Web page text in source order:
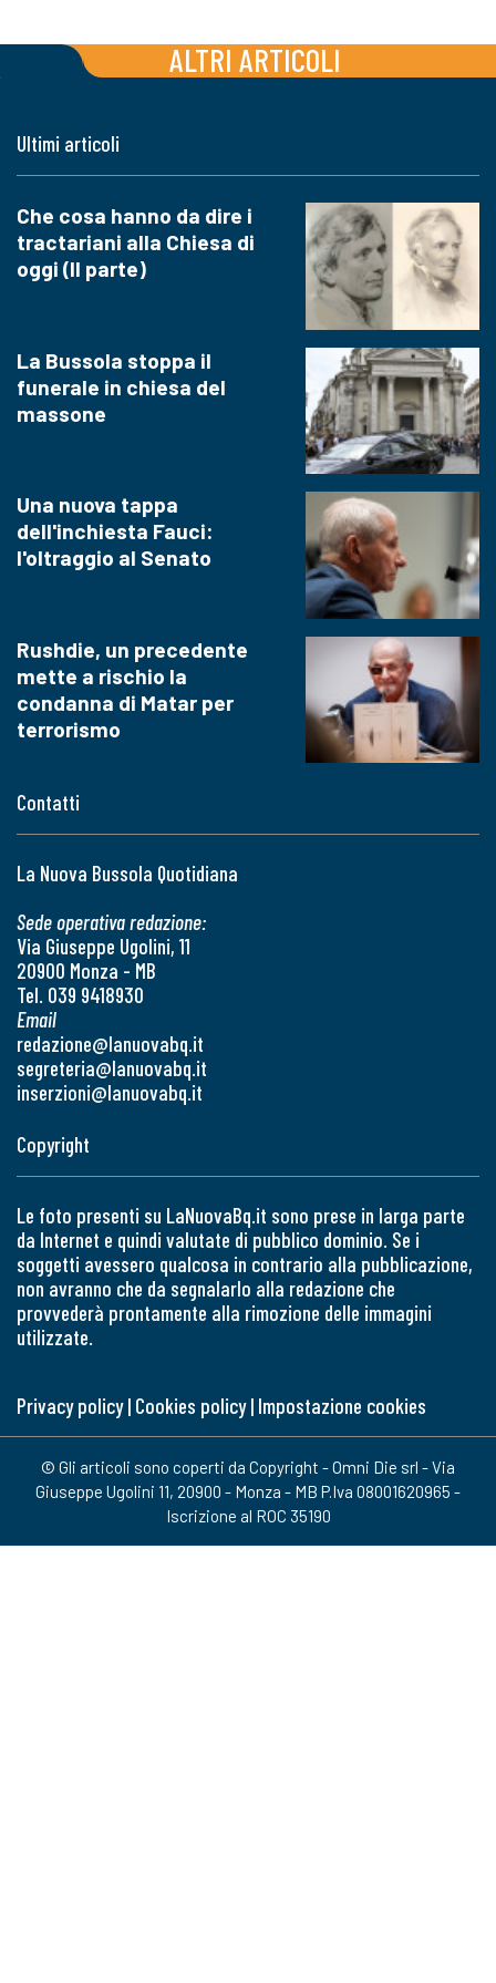
ALTRI ARTICOLI
Contatti
La Nuova Bussola Quotidiana
Sede operativa redazione:
Via Giuseppe Ugolini, 11
20900 Monza - MB
Tel. 039 9418930
Email
redazione@lanuovabq.it
segreteria@lanuovabq.it
inserzioni@lanuovabq.it
Ultimi articoli
Che cosa hanno da dire i
tractariani alla Chiesa di
oggi (II parte)
La Bussola stoppa il
funerale in chiesa del
massone
Una nuova tappa
dell'inchiesta Fauci:
l'oltraggio al Senato
Rushdie, un precedente
mette a rischio la
condanna di Matar per
terrorismo
Copyright
Le foto presenti su LaNuovaBq.it sono prese in larga parte
da Internet e quindi valutate di pubblico dominio. Se i
soggetti avessero qualcosa in contrario alla pubblicazione,
non avranno che da segnalarlo alla redazione che
provvederà prontamente alla rimozione delle immagini
utilizzate.
Privacy policy| Cookies policy| Impostazione cookies
© Gli articoli sono coperti da Copyright - Omni Die srl - Via
Giuseppe Ugolini 11, 20900 - Monza - MB P.Iva 08001620965 -
Iscrizione al ROC 35190